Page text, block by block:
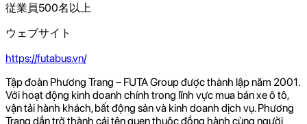
従業員500名以上
ウェブサイト
https://futabus.vn/
Tập đoàn Phương Trang – FUTA Group được thành lập năm 2001.
Với hoạt động kinh doanh chính trong lĩnh vực mua bán xe ô tô,
vận tải hành khách, bất động sản và kinh doanh dịch vụ. Phương
Trang dần trở thành cái tên quen thuộc đồng hành cùng người